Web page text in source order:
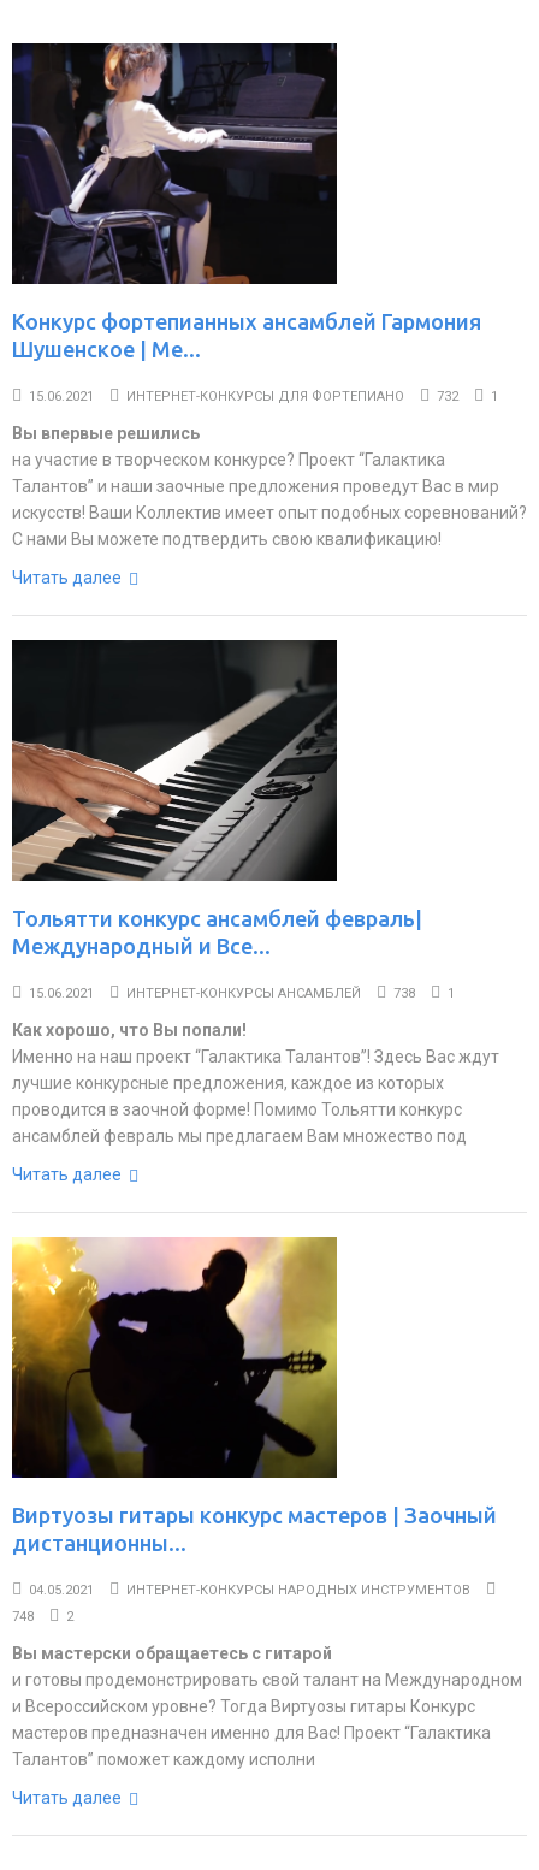
Конкурс фортепианных ансамблей Гармония
Шушенское | Ме...
15.06.2021 ИНТЕРНЕТ-КОНКУРСЫ ДЛЯ ФОРТЕПИАНО 732 1
Вы впервые решились
на участие в творческом конкурсе? Проект “Галактика
Талантов” и наши заочные предложения проведут Вас в мир
искусств! Ваши Коллектив имеет опыт подобных соревнований?
С нами Вы можете подтвердить свою квалификацию!
Читать далее
Тольятти конкурс ансамблей февраль|
Международный и Все...
15.06.2021 ИНТЕРНЕТ-КОНКУРСЫ АНСАМБЛЕЙ 738 1
Как хорошо, что Вы попали!
Именно на наш проект “Галактика Талантов”! Здесь Вас ждут
лучшие конкурсные предложения, каждое из которых
проводится в заочной форме! Помимо Тольятти конкурс
ансамблей февраль мы предлагаем Вам множество под
Читать далее
Виртуозы гитары конкурс мастеров | Заочный
дистанционны...
04.05.2021
ИНТЕРНЕТ-КОНКУРСЫ НАРОДНЫХ ИНСТРУМЕНТОВ
748
2
Вы мастерски обращаетесь с гитарой
и готовы продемонстрировать свой талант на Международном
и Всероссийском уровне? Тогда Виртуозы гитары Конкурс
мастеров предназначен именно для Вас! Проект “Галактика
Талантов” поможет каждому исполни
Читать далее